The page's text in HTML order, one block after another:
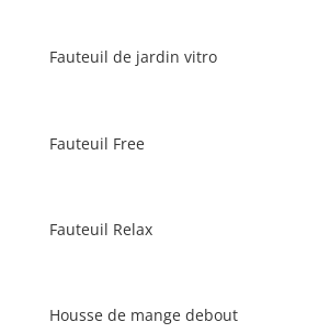
Fauteuil de jardin vitro
Fauteuil Free
Fauteuil Relax
Housse de mange debout